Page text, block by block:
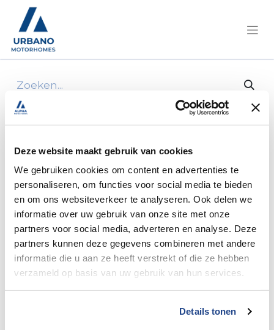
Deze website maakt gebruik van cookies
We gebruiken cookies om content en advertenties te
personaliseren, om functies voor social media te bieden
en om ons websiteverkeer te analyseren. Ook delen we
informatie over uw gebruik van onze site met onze
partners voor social media, adverteren en analyse. Deze
partners kunnen deze gegevens combineren met andere
informatie die u aan ze heeft verstrekt of die ze hebben
verzameld op basis van uw gebruik van hun services.
Details tonen
Alle producten 1 breedtelicht 92x43x37